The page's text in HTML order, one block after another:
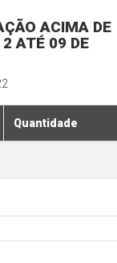
ACIMA DE
2 ATÉ 09 DE
Quantidade